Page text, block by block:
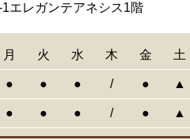
エレガンテアネシス1階
月 火 水 木 金 土
● ● ● / ● ▲
● ● ● / ● ▲